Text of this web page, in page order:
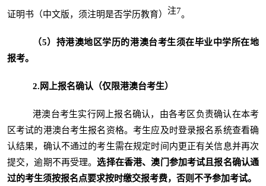
证明书（中文版，须注明是否学历教育） 注7。
（5） 持港澳地区学历的港澳台考生须在毕业中学所在地
报考。
2.网上报名确认（仅限港澳台考生）
港澳台考生实行网上报名确认，由各考区负责确认在本考
区考试的港澳台考生报名资格。考生应及时登录报名系统查看确
认结果，确认不通过的考生需在规定时间内更正有关信息并再次
提交，逾期不再受理。选择在香港、澳门参加考试且报名确认通
过的考生须按报名点要求按时缴交报考费，否则不予参加考试。